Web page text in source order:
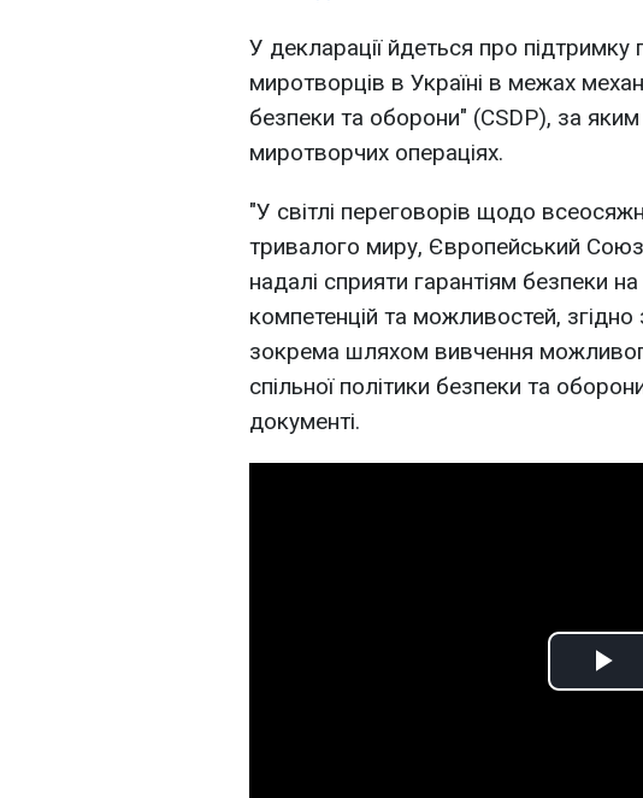
У декларації йдеться про підтримку
миротворців в Україні в межах
безпеки та оборони" (CSDP), за
миротворчих операціях.
"У світлі переговорів щодо
тривалого миру, Європейський
надалі сприяти гарантіям безпеки на
компетенцій та можливостей,
зокрема шляхом вивчення
спільної політики безпеки та
документі.